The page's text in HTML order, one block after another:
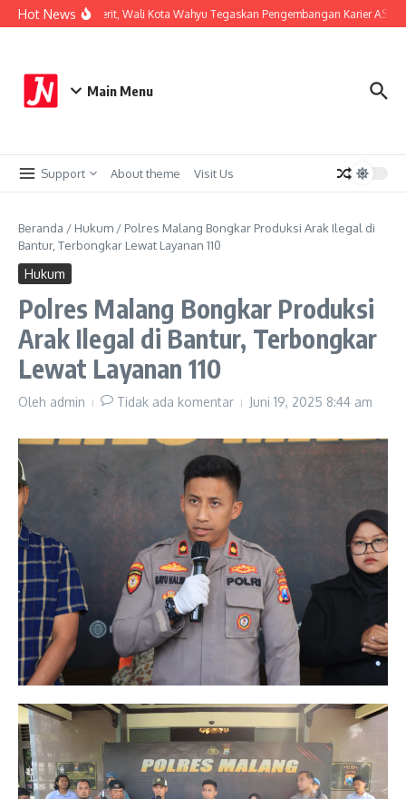
Lewati ke konten
Hot News
Perkuat Sistem Merit, Wali Kota Wahyu Tegaskan Pengembangan Karier ASN
Main Menu
Support About theme Visit Us
Beranda / Hukum / Polres Malang Bongkar Produksi Arak Ilegal di
Bantur, Terbongkar Lewat Layanan 110
Hukum
Polres Malang Bongkar Produksi
Arak Ilegal di Bantur, Terbongkar
Lewat Layanan 110
Oleh admin Tidak ada komentar Juni 19, 2025 8:44 am